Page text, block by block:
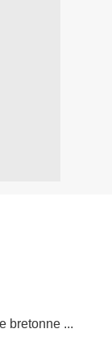
bretonne ...